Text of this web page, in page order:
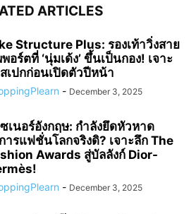
ARTICLES
Structure Plus: รองเท้าวิ่งสาย
อร์ตที่ ‘นุ่มเด้ง’ ขึ้นเป็นกอง! เจาะ
เปกก่อนเปิดตัวปีหน้า
- December 3, 2025
เนอร์อังกฤษ: กำลังยึดหัวหาด
ารแฟชั่นโลกจริงดิ? เจาะลึก The
Awards สู่บัลลังก์ Dior-
- December 3, 2025